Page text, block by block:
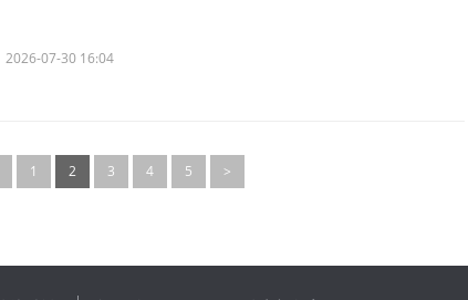
2026-07-30 16:04
1 2 3 4 5 >